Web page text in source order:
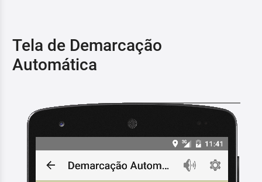
Tela de Demarcação
Automática